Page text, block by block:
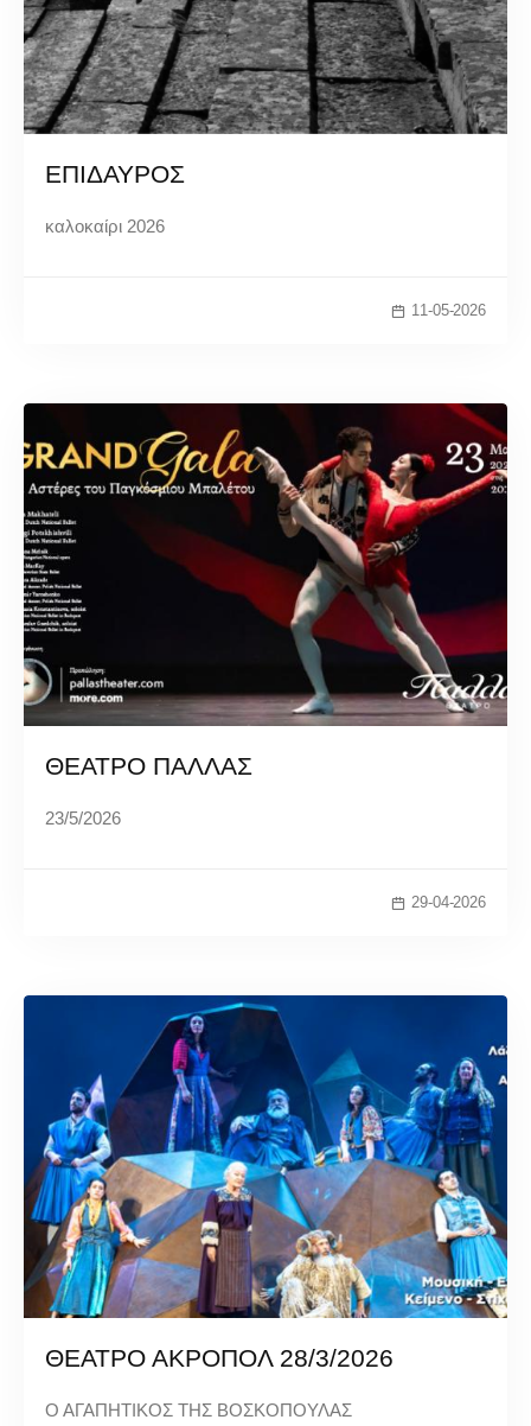
ΕΠΙΔΑΥΡΟΣ
καλοκαίρι 2026
11-05-2026
ΘΕΑΤΡΟ ΠΑΛΛΑΣ
23/5/2026
29-04-2026
ΘΕΑΤΡΟ ΑΚΡΟΠΟΛ 28/3/2026
Ο ΑΓΑΠΗΤΙΚΟΣ ΤΗΣ ΒΟΣΚΟΠΟΥΛΑΣ